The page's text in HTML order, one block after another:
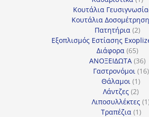
Κουτάλια
Κουτάλια
Πατητήρια 22
Εξοπλισμός Εστίασης
Διάφορα 6565
ΑΝΟΞΕΙΔΩΤΑ 3636
Γαστρονόμοι 1616
Θάλαμοι 11
Λάντζες 22
Λιποσυλλέκτες 1
Τραπέζια 11